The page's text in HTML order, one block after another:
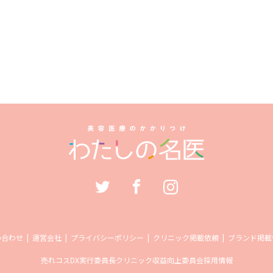
わせ 運営会社 プライバシーポリシー クリニック掲載依頼 ブランド掲
売れコスDX実行委員長クリニック収益向上委員会採用情報